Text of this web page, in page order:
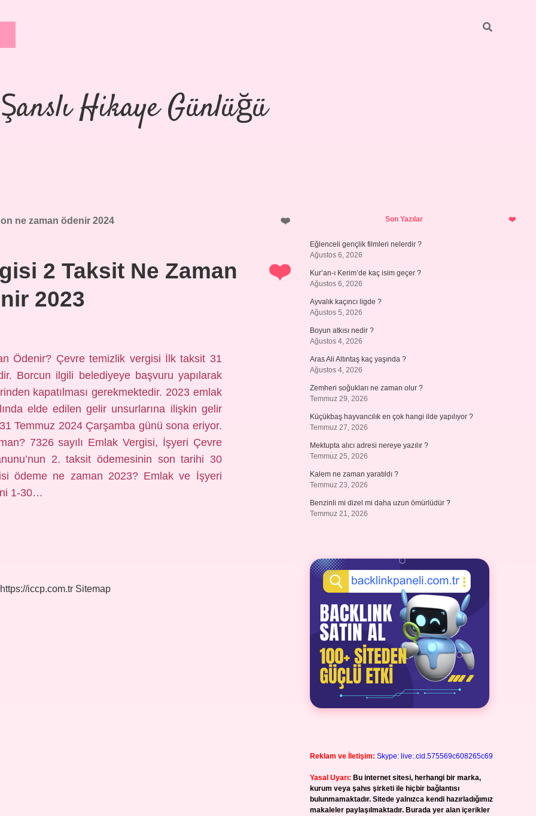
Şanslı Hikaye Günlüğü
ne zaman ödenir 2024
2 Taksit Ne Zaman
2023
Ödenir? Çevre temizlik vergisi İlk taksit 31
Borcun ilgili belediyeye başvuru yapılarak
kapatılması gerekmektedir. 2023 emlak
elde edilen gelir unsurlarına ilişkin gelir
Temmuz 2024 Çarşamba günü sona eriyor.
7326 sayılı Emlak Vergisi, İşyeri Çevre
2. taksit ödemesinin son tarihi 30
ödeme ne zaman 2023? Emlak ve İşyeri
1-30…
https://iccp.com.tr Sitemap
SidebarSon Yazılar
Eğlenceli gençlik filmleri nelerdir ?
Ağustos 6, 2026
Kur’an-ı Kerim’de kaç isim geçer ?
Ağustos 6, 2026
Ayvalık kaçıncı ligde ?
Ağustos 5, 2026
Boyun atkısı nedir ?
Ağustos 4, 2026
Aras Ali Altıntaş kaç yaşında ?
Ağustos 4, 2026
Zemheri soğukları ne zaman olur ?
Temmuz 29, 2026
Küçükbaş hayvancılık en çok hangi ilde yapılıyor ?
Temmuz 27, 2026
Mektupta alıcı adresi nereye yazılır ?
Temmuz 25, 2026
Kalem ne zaman yaratıldı ?
Temmuz 23, 2026
Benzinli mi dizel mi daha uzun ömürlüdür ?
Temmuz 21, 2026
Reklam ve İletişim: Skype: live:.cid.575569c608265c69
Yasal Uyarı: Bu internet sitesi, herhangi bir marka,
kurum veya şahıs şirketi ile hiçbir bağlantısı
bulunmamaktadır. Sitede yalnızca kendi hazırladığımız
makaleler paylaşılmaktadır. Burada yer alan içerikler